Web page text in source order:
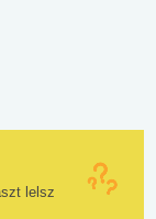
lelsz